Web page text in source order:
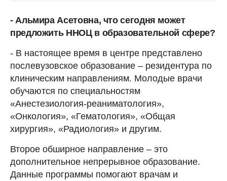
- Альмира Асетовна, что сегодня может
предложить ННОЦ в образовательной сфере?
- В настоящее время в центре представлено
послевузовское образование – резидентура по
клиническим направлениям. Молодые врачи
обучаются по специальностям
«Анестезиология-реаниматология»,
«Онкология», «Гематология», «Общая
хирургия», «Радиология» и другим.
Второе обширное направление – это
дополнительное непрерывное образование.
Данные программы помогают врачам и